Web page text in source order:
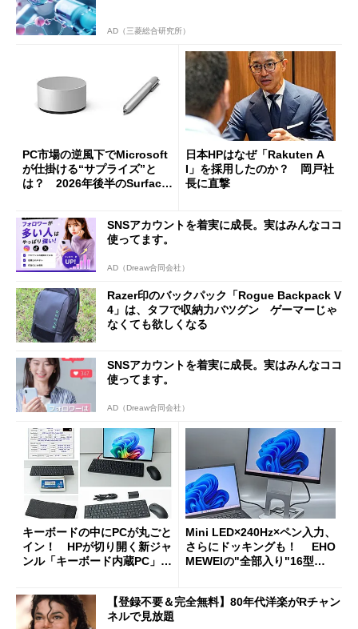
AD（三菱総合研究所）
PC市場の逆風下でMicrosoft
が仕掛ける“サプライズ”と
は？ 2026年後半のSurface
日本HPはなぜ「Rakuten A
I」を採用したのか？ 岡戸社
長に直撃
SNSアカウントを着実に成長。実はみんなココ
使ってます。
AD（Dreaw合同会社）
Razer印のバックパック「Rogue Backpack V
4」は、タフで収納力バツグン ゲーマーじゃ
なくても欲しくなる
SNSアカウントを着実に成長。実はみんなココ
使ってます。
AD（Dreaw合同会社）
キーボードの中にPCが丸ごと
イン！ HPが切り開く新ジャ
ンル「キーボード内蔵PC」の
Mini LED×240Hz×ペン入力、
さらにドッキングも！ EHO
MEWEIの"全部入り"16型モ
【登録不要＆完全無料】80年代洋楽がRチャン
ネルで見放題